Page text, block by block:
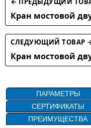
Кран мостовой
СЛЕДУЮЩИЙ ТОВАР
Кран мостовой
ПАРАМЕТРЫ
СЕРТИФИКАТЫ
ПРЕИМУЩЕСТВА